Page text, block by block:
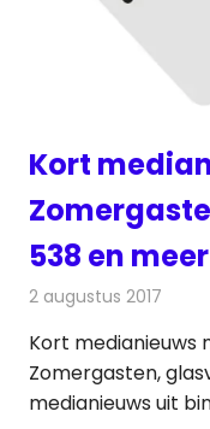
Kort
538 en meer
2 augustus 2017
Kort medianieuws
Zomergasten,
medianieuws uit